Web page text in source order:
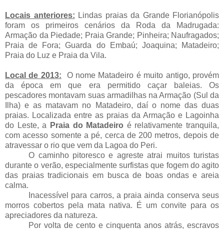
Locais anteriores: Lindas praias da Grande Florianópolis
foram os primeiros cenários da Roda da Madrugada:
Armação da Piedade; Praia Grande; Pinheira; Naufragados;
Praia de Fora; Guarda do Embaú; Joaquina; Matadeiro;
Praia do Luz e Praia da Vila.
Local de 2013:
O nome Matadeiro é muito antigo, provém
da época em que era permitido caçar baleias. Os
pescadores montavam suas armadilhas na Armação (Sul da
Ilha) e as matavam no Matadeiro, daí o nome das duas
praias. Localizada entre as praias da Armação e Lagoinha
do Leste, a
Praia do Matadeiro é relativamente tranquila,
com acesso somente a pé, cerca de 200 metros, depois de
atravessar o rio que vem da Lagoa do Peri.
O caminho pitoresco e agreste atrai muitos turistas
durante o verão, especialmente surfistas que fogem do agito
das praias tradicionais em busca de boas ondas e areia
calma.
Inacessível para carros, a praia ainda conserva seus
morros cobertos pela mata nativa. É um convite para os
apreciadores da natureza.
Por volta de cento e cinquenta anos atrás, escravos